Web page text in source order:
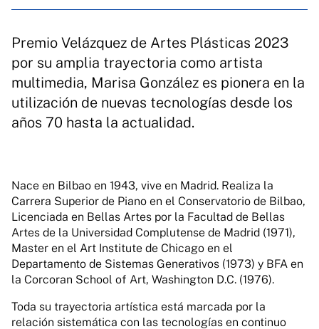
Premio Velázquez de Artes Plásticas 2023
por su amplia trayectoria como artista
multimedia, Marisa González es pionera en la
utilización de nuevas tecnologías desde los
años 70 hasta la actualidad.
Nace en Bilbao en 1943, vive en Madrid. Realiza la
Carrera Superior de Piano en el Conservatorio de Bilbao,
Licenciada en Bellas Artes por la Facultad de Bellas
Artes de la Universidad Complutense de Madrid (1971),
Master en el Art Institute de Chicago en el
Departamento de Sistemas Generativos (1973) y BFA en
la Corcoran School of Art, Washington D.C. (1976).
Toda su trayectoria artística está marcada por la
relación sistemática con las tecnologías en continuo